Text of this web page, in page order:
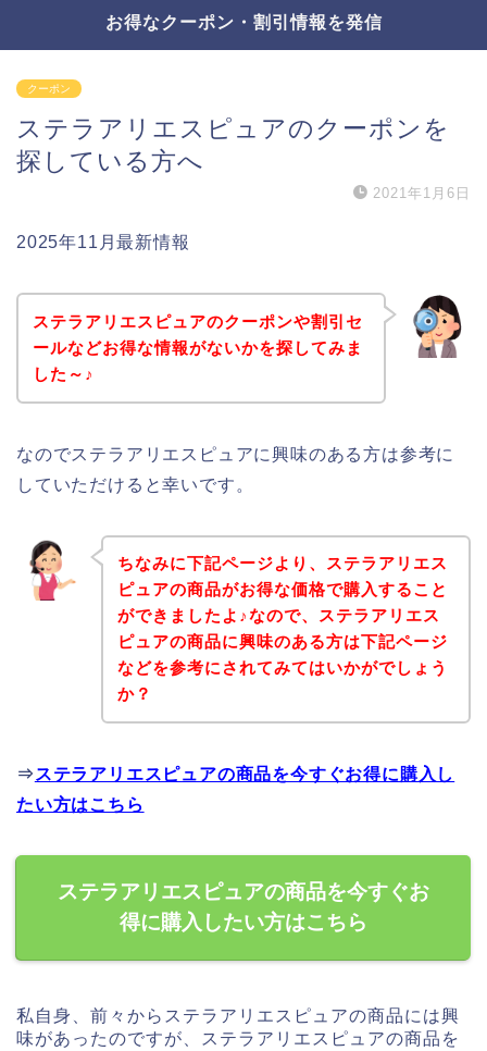
お得なクーポン・割引情報を発信
クーポン
ステラアリエスピュアのクーポンを
探している方へ
2021年1月6日
2025年11月最新情報
ステラアリエスピュアのクーポンや割引セ
ールなどお得な情報がないかを探してみま
した～♪
なのでステラアリエスピュアに興味のある方は参考に
していただけると幸いです。
ちなみに下記ページより、ステラアリエス
ピュアの商品がお得な価格で購入すること
ができましたよ♪なので、ステラアリエス
ピュアの商品に興味のある方は下記ページ
などを参考にされてみてはいかがでしょう
か？
⇒ ステラアリエスピュアの商品を今すぐお得に購入し
たい方はこちら
ステラアリエスピュアの商品を今すぐお
得に購入したい方はこちら
私自身、前々からステラアリエスピュアの商品には興
味があったのですが、ステラアリエスピュアの商品を